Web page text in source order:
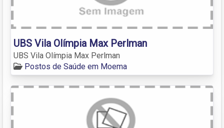
UBS Vila Olímpia Max Perlman
UBS Vila Olímpia Max Perlman
Postos de Saúde em Moema